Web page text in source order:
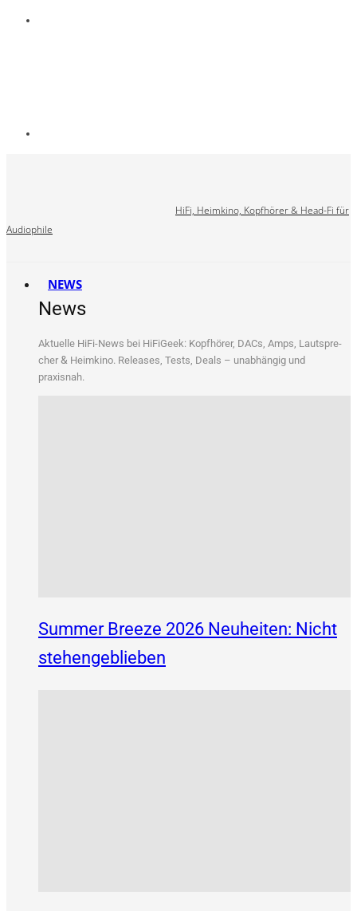
HiFi, Heimkino, Kopfhörer & Head-Fi für
Audiophile
NEWS
News
Aktu­el­le HiFi-News bei HiFi­Ge­ek: Kopf­hö­rer, DACs, Amps, Laut­spre­
cher & Heim­ki­no. Releases, Tests, Deals – unab­hän­gig und
praxisnah.
Summer Breeze 2026 Neuheiten: Nicht
stehengeblieben